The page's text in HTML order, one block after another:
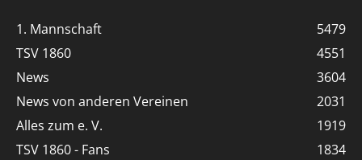
1. Mannschaft
5479
TSV 1860
4551
News
3604
News von anderen Vereinen
2031
Alles zum e. V.
1919
TSV 1860 - Fans
1834